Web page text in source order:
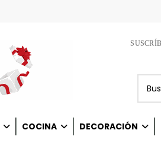
COCINA DECORACIÓN